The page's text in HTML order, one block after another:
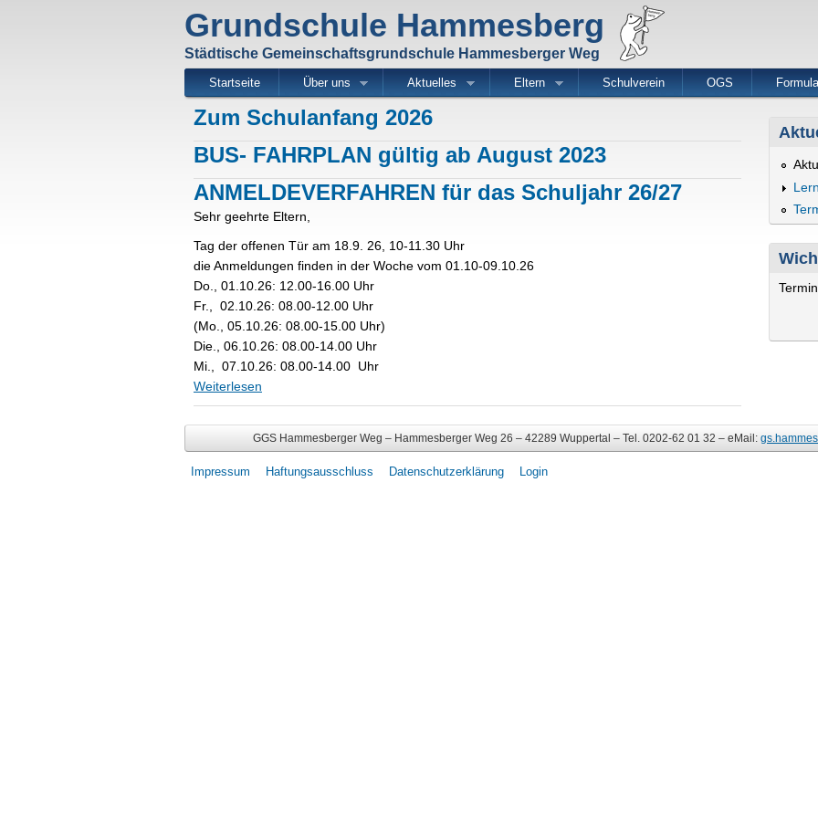
zum
Inhalt
Grundschule Hammesberg
Städtische Gemeinschaftsgrundschule Hammesberger Weg
Startseite Über uns Aktuelles Eltern Schulverein OGS
Zum Schulanfang 2026
BUS- FAHRPLAN gültig ab August 2023
ANMELDEVERFAHREN für das Schuljahr 26/27
Sehr geehrte Eltern,
Tag der offenen Tür am 18.9. 26, 10-11.30 Uhr
die Anmeldungen finden in der Woche vom 01.10-09.10.26
Do., 01.10.26: 12.00-16.00 Uhr
Fr., 02.10.26: 08.00-12.00 Uhr
(Mo., 05.10.26: 08.00-15.00 Uhr)
Die., 06.10.26: 08.00-14.00 Uhr
Mi., 07.10.26: 08.00-14.00 Uhr
Weiterlesen
GGS Hammesberger Weg – Hammesberger Weg 26 – 42289 Wuppertal – Tel. 0202-62 01 32 – eMail:
Impressum Haftungsausschluss Datenschutzerklärung Login